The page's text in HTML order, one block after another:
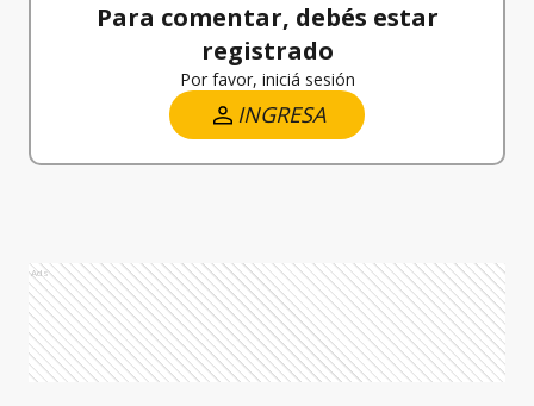
Para comentar, debés estar
registrado
Por favor, iniciá sesión
INGRESA
Ads